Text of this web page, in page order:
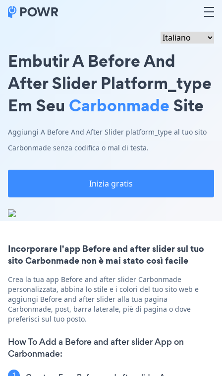
Embutir A Before And
After Slider Platform_type
Em Seu CarbonmadeSite
Aggiungi A Before And After Slider platform_type al tuo sito
Carbonmade senza codifica o mal di testa.
Inizia gratis
Incorporare l'app Before and after slider sul tuo
sito Carbonmade non è mai stato così facile
Crea la tua app Before and after slider Carbonmade
personalizzata, abbina lo stile e i colori del tuo sito web e
aggiungi Before and after slider alla tua pagina
Carbonmade, post, barra laterale, piè di pagina o dove
preferisci sul tuo posto.
How To Add a Before and after slider App on
Carbonmade: